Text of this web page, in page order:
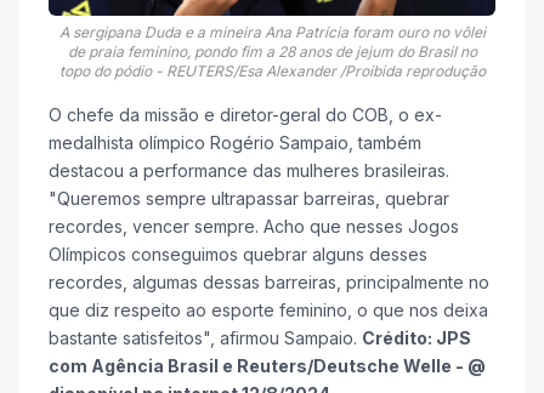
A sergipana Duda e a mineira Ana Patrícia foram ouro no vôlei
de praia feminino, pondo fim a 28 anos de jejum do Brasil no
topo do pódio - REUTERS/Esa Alexander /Proibida reprodução
O chefe da missão e diretor-geral do COB, o ex-
medalhista olímpico Rogério Sampaio, também
destacou a performance das mulheres brasileiras.
"Queremos sempre ultrapassar barreiras, quebrar
recordes, vencer sempre. Acho que nesses Jogos
Olímpicos conseguimos quebrar alguns desses
recordes, algumas dessas barreiras, principalmente no
que diz respeito ao esporte feminino, o que nos deixa
bastante satisfeitos", afirmou Sampaio. Crédito: JPS
com Agência Brasil e Reuters/Deutsche Welle - @